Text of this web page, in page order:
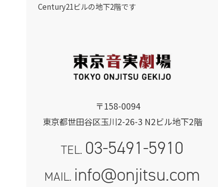
〒158-0094
東京都世田谷区玉川2-26-3 N2ビル地下2階
TEL. 03-5491-5910
MAIL. info@onjitsu.com
Century21ビルの地下2階です